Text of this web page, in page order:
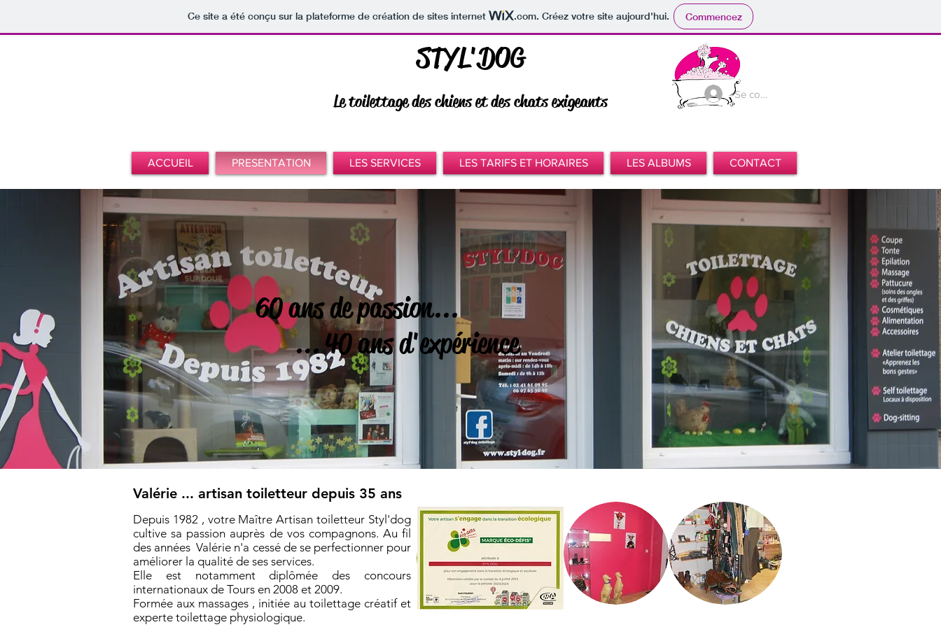
Ce site a été conçu sur la plateforme de création de sites internet .com. Créez votre site aujourd'hui. Commencez
STYL'DOG
Le toilettage des chiens et des chats exigeants Se connecter
ACCUEIL PRESENTATION LES SERVICES LES TARIFS ET HORAIRES LES ALBUMS CONTACT
60 ans de passion...
... 40 ans d'expérience
Valérie ... artisan toiletteur depuis 35 ans
Depuis 1982 , votre Maître Artisan toiletteur Styl'dog
cultive sa passion auprès de vos compagnons. Au fil
des années Valérie n'a cessé de se perfectionner pour
améliorer la qualité de ses services.
Elle est notamment diplômée des concours
internationaux de Tours en 2008 et 2009.
Formée aux massages , initiée au toilettage créatif et
experte toilettage physiologique.